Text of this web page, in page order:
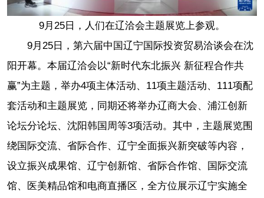
9月25日，人们在辽洽会主题展览上参观。
9月25日，第六届中国辽宁国际投资贸易洽谈会在沈
阳开幕。本届辽洽会以“新时代东北振兴 新征程合作共
赢”为主题，举办4项主体活动、11项主题活动、111项配
套活动和主题展览，同期还将举办辽商大会、浦江创新
论坛分论坛、沈阳韩国周等3项活动。其中，主题展览围
绕国际交流、省际合作、辽宁全面振兴新突破等内容，
设立振兴成果馆、辽宁创新馆、省际合作馆、国际交流
馆、医美精品馆和电商直播区，全方位展示辽宁实施全